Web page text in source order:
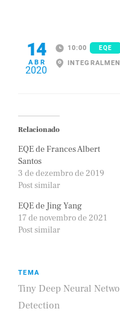
14
ABR
2020
10:00 EQE
Relacionado
EQE de Frances Albert
Santos
3 de dezembro de 2019
Post similar
EQE de Jing Yang
17 de novembro de 2021
Post similar
TEMA
Tiny Deep Neural
Detection